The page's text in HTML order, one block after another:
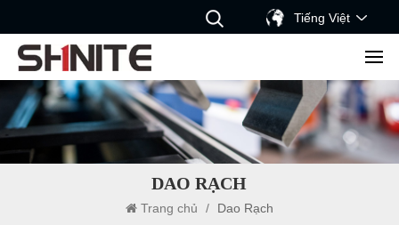
Tiếng Việt
DAO RẠCH
Trang chủ / Dao Rạch